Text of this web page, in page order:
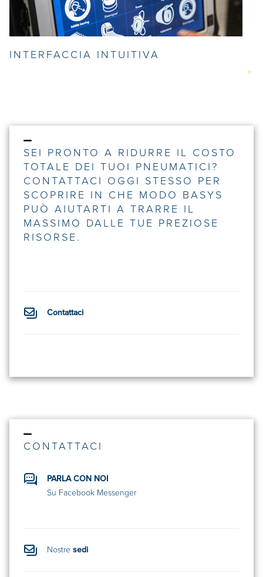
INTERFACCIA INTUITIVA
SEI PRONTO A RIDURRE IL COSTO
TOTALE DEI TUOI PNEUMATICI?
CONTATTACI OGGI STESSO PER
SCOPRIRE IN CHE MODO BASYS
PUÒ AIUTARTI A TRARRE IL
MASSIMO DALLE TUE PREZIOSE
RISORSE.
Contattaci
CONTATTACI
PARLA CON NOI
Su Facebook Messenger
Nostre sedi